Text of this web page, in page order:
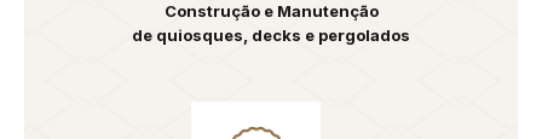
Construção e Manutenção
de quiosques, decks e pergolados